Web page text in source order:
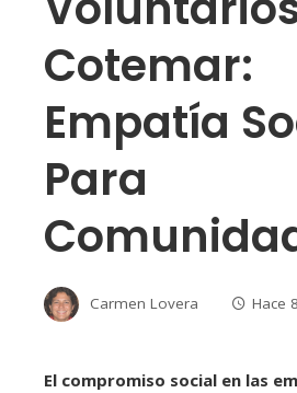
Cotemar:
Empatía
Para
Carmen Lovera Hace
El compromiso social en las